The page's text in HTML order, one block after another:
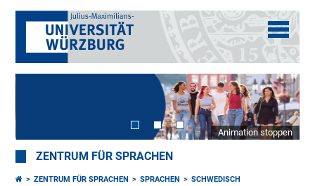
Animation stoppen
ZENTRUM FÜR SPRACHEN
ZENTRUM FÜR SPRACHEN SPRACHEN
SCHWEDISCH